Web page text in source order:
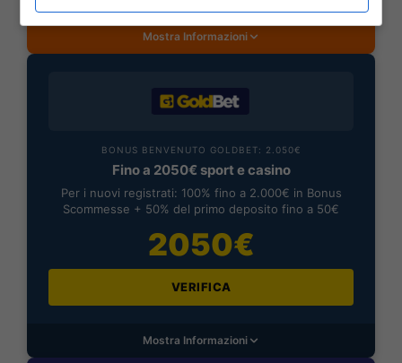
Mostra Informazioni
BONUS BENVENUTO GOLDBET: 2.050€
Fino a 2050€ sport e casino
Per i nuovi registrati: 100% fino a 2.000€ in Bonus
Scommesse + 50% del primo deposito fino a 50€
2050€
VERIFICA
Mostra Informazioni